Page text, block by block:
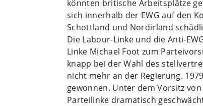
könnten britische Arbeitsplätze
sich innerhalb der EWG auf den
Schottland und Nordirland
Die Labour-Linke und die Anti-
Linke Michael Foot zum
knapp bei der Wahl des
nicht mehr an der Regierung.
gewonnen. Unter dem Vorsitz
Parteilinke dramatisch